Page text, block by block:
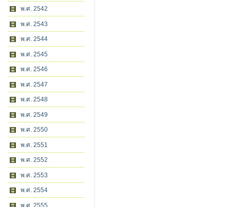
พ.ศ. 2542
พ.ศ. 2543
พ.ศ. 2544
พ.ศ. 2545
พ.ศ. 2546
พ.ศ. 2547
พ.ศ. 2548
พ.ศ. 2549
พ.ศ. 2550
พ.ศ. 2551
พ.ศ. 2552
พ.ศ. 2553
พ.ศ. 2554
พ.ศ. 2555